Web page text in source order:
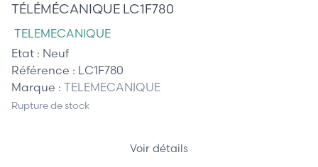
TÉLÉMÉCANIQUE LC1F780
TELEMECANIQUE
Etat : Neuf
Référence : LC1F780
Marque : TELEMECANIQUE
Rupture de stock
Voir détails